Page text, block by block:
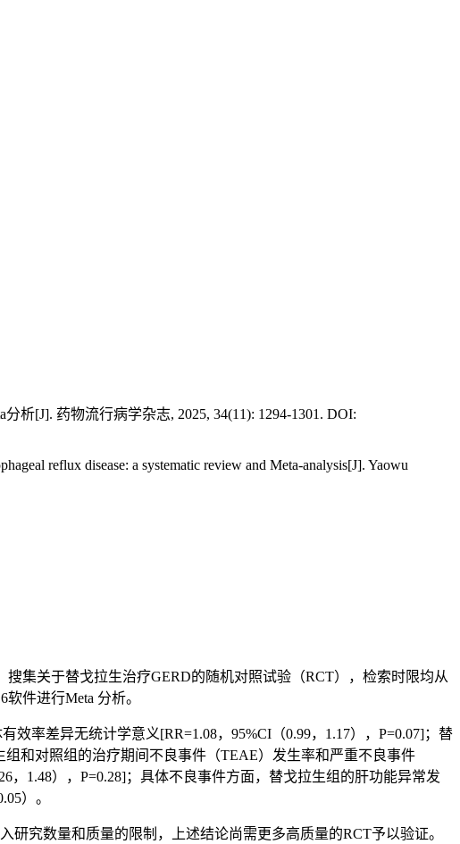
[J]. 药物流行病学杂志, 2025, 34(11): 1294-1301. DOI:
reflux disease: a systematic review and Meta-analysis[J]. Yaowu
搜集关于替戈拉生治疗GERD的随机对照试验（RCT），检索时限均从
件进行Meta 分析。
率差异无统计学意义[RR=1.08，95%CI（0.99，1.17），P=0.07]；替
组和对照组的治疗期间不良事件（TEAE）发生率和严重不良事件
，1.48），P=0.28]；具体不良事件方面，替戈拉生组的肝功能异常发
）。
究数量和质量的限制，上述结论尚需更多高质量的RCT予以验证。